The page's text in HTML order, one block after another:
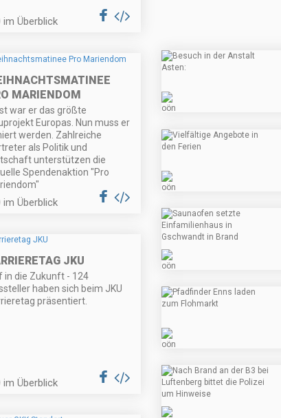
im Überblick
MARIENDOM
war er das größte
Europas. Nun muss er
werden. Zahlreiche
als Politik und
unterstützen die
Spendenaktion "Pro
im Überblick
JKU
in die Zukunft - 124
haben sich beim JKU
präsentiert.
im Überblick